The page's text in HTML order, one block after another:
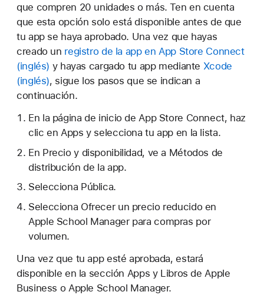
que compren 20 unidades o más. Ten en cuenta
que esta opción solo está disponible antes de que
tu app se haya aprobado. Una vez que hayas
creado un registro de la app en App Store Connect
y hayas cargado tu app mediante Xcode
, sigue los pasos que se indican a
continuación.
En la página de inicio de App Store Connect, haz
clic en Apps y selecciona tu app en la lista.
En Precio y disponibilidad, ve a Métodos de
distribución de la app.
Selecciona Pública.
Selecciona Ofrecer un precio reducido en
Apple School Manager para compras por
volumen.
Una vez que tu app esté aprobada, estará
disponible en la sección Apps y Libros de Apple
Business o Apple School Manager.